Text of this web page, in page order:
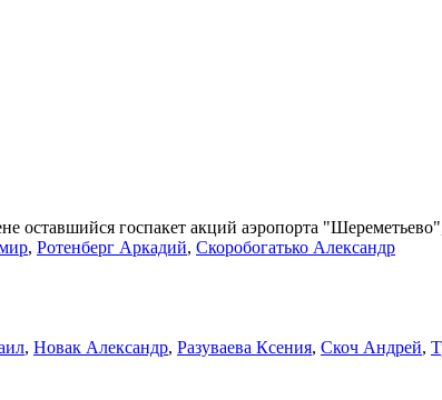
госпакет акций аэропорта
, Ротенберг Аркадий, Скоробогатько Александр
, Новак Александр, Разуваева Ксения, Скоч Андрей,